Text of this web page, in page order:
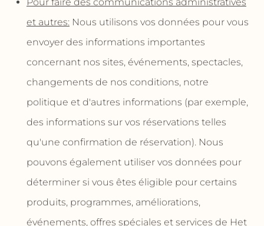
et autres:Nous utilisons vos données pour vous
envoyer des informations importantes
concernant nos sites, événements, spectacles,
changements de nos conditions, notre
politique et d'autres informations (par exemple,
des informations sur vos réservations telles
qu'une confirmation de réservation). Nous
pouvons également utiliser vos données pour
déterminer si vous êtes éligible pour certains
produits, programmes, améliorations,
événements, offres spéciales et services de Het